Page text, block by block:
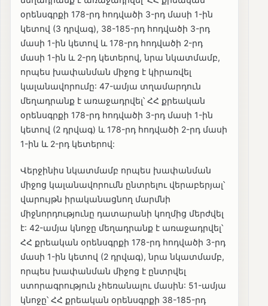
օրենսգրքի 178-րդ հոդվածի 3-րդ մասի 1-ին
կետով (3 դրվագ), 38-185-րդ հոդվածի 3-րդ
մասի 1-ին կետով և 178-րդ հոդվածի 2-րդ
մասի 1-ին և 2-րդ կետերով, նրա նկատմամբ,
որպես խափանման միջոց է կիրառվել
կալանավորումը: 47-ամյա տղամարդուն
մեղադրանք է առաջադրվել՝ ՀՀ քրեական
օրենսգրքի 178-րդ հոդվածի 3-րդ մասի 1-ին
կետով (2 դրվագ) և 178-րդ հոդվածի 2-րդ մասի
1-ին և 2-րդ կետերով:
Վերջինիս նկատմամբ որպես խափանման
միջոց կալանավորումն ընտրելու վերաբերյալ՝
վարույթն իրականացնող մարմնի
միջնորդությունը դատարանի կողմից մերժվել
է: 42-ամյա կնոջը մեղադրանք է առաջադրվել՝
ՀՀ քրեական օրենսգրքի 178-րդ հոդվածի 3-րդ
մասի 1-ին կետով (2 դրվագ), նրա նկատմամբ,
որպես խափանման միջոց է ընտրվել
ստորագրություն չհեռանալու մասին: 51-ամյա
կնոջը՝ ՀՀ քրեական օրենսգրքի 38-185-րդ